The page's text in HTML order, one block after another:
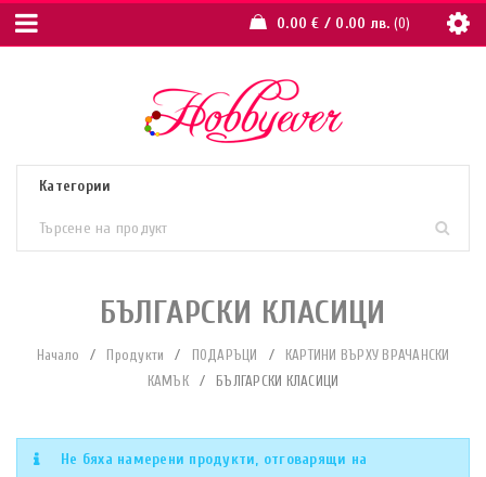
0.00€ / 0.00 лв. 0
БЪЛГАРСКИ КЛАСИЦИ
Начало / Продукти / ПОДАРЪЦИ /
КАРТИНИ ВЪРХУ ВРАЧАНСКИ
КАМЪК
/ БЪЛГАРСКИ КЛАСИЦИ
Не бяха намерени продукти, отговарящи на